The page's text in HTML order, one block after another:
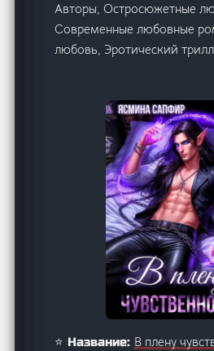
Авторы, Остросюжетные
Современные любовные
любовь, Эротический
⭐ Название: В плену